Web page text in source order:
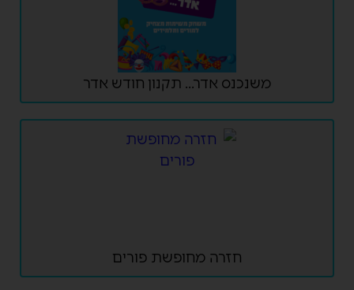
משנכנס אדר... תקנון חודש אדר
חזרה מחופשת פורים